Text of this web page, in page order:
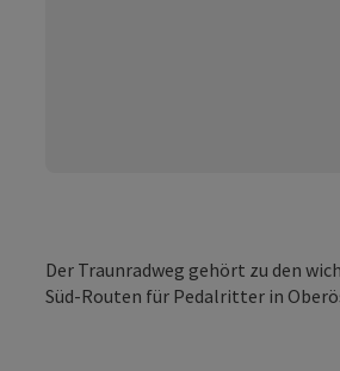
Der Traunradweg gehört zu den
Süd-Routen für Pedalritter in